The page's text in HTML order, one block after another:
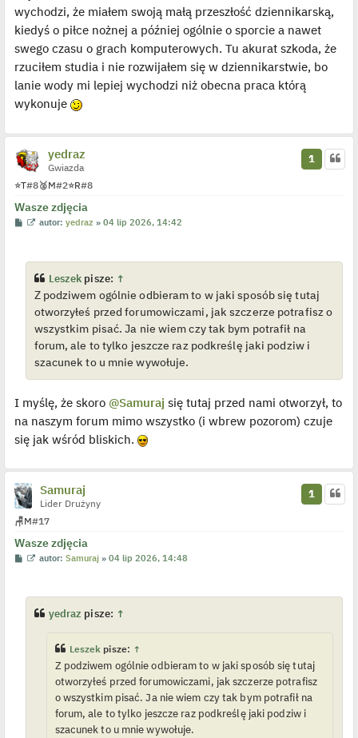
wychodzi, że miałem swoją małą przeszłość dziennikarską,
kiedyś o piłce nożnej a później ogólnie o sporcie a nawet
swego czasu o grach komputerowych. Tu akurat szkoda, że
rzuciłem studia i nie rozwijałem się w dziennikarstwie, bo
lanie wody mi lepiej wychodzi niż obecna praca którą
wykonuje
yedraz
Gwiazda
⭐T#8🥈M#2⭐R#8
Wasze zdjęcia
1
P
W
i
e
t
l
o
j
e
d
n
c
y
p
o
t
autor:yedraz »04 lip 2026, 14:42
Leszek pisze: ↑
Z podziwem ogólnie odbieram to w jaki sposób się tutaj
otworzyłeś przed forumowiczami, jak szczerze potrafisz o
wszystkim pisać. Ja nie wiem czy tak bym potrafił na
forum, ale to tylko jeszcze raz podkreślę jaki podziw i
szacunek to u mnie wywołuje.
I myślę, że skoro @Samuraj się tutaj przed nami otworzył, to
na naszym forum mimo wszystko (i wbrew pozorom) czuje
się jak wśród bliskich.
Samuraj
Lider Drużyny
🪑M#17
Wasze zdjęcia
1
P
W
i
e
t
autor:Samuraj »04 lip 2026, 14:48
yedraz pisze: ↑
Leszek pisze: ↑
Z podziwem ogólnie odbieram to w jaki sposób się tutaj
otworzyłeś przed forumowiczami, jak szczerze potrafisz
o wszystkim pisać. Ja nie wiem czy tak bym potrafił na
forum, ale to tylko jeszcze raz podkreślę jaki podziw i
szacunek to u mnie wywołuje.